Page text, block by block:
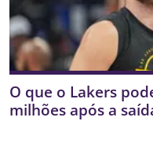
O que o Lakers
milhões após a